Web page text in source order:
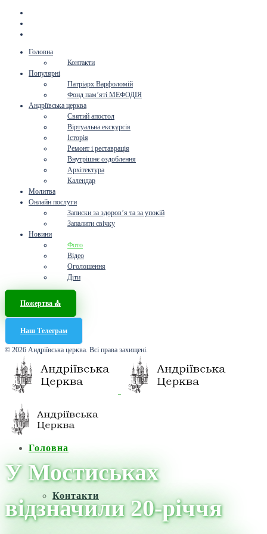
Головна
Контакти
Популярні
Патріарх Варфоломій
Фонд пам’яті МЕФОДІЯ
Андріївська церква
Святий апостол
Віртуальна екскурсія
Історія
Ремонт і реставрація
Внутрішнє оздоблення
Архітектура
Календар
Молитва
Онлайн послуги
Записки за здоров’я та за упокій
Запалити свічку
Новини
Фото
Відео
Оголошення
Діти
Пожертва ⛪️
Наш Телеграм
© 2026 Андріївська церква. Всі права захищені.
Головна
Контакти
У Мостиськах
відзначили 20-річчя